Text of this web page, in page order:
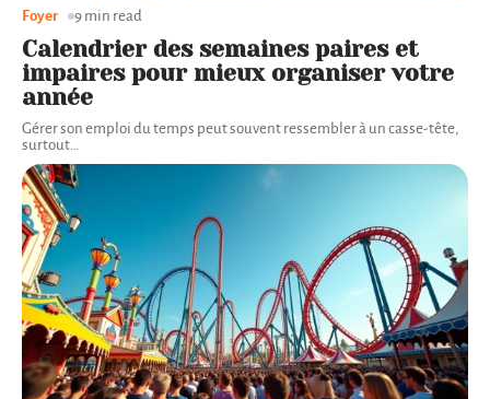
Calendrier des semaines paires et
impaires pour mieux organiser votre
année
Gérer son emploi du temps peut souvent ressembler à un casse-tête,
surtout…
Foyer 9 min read